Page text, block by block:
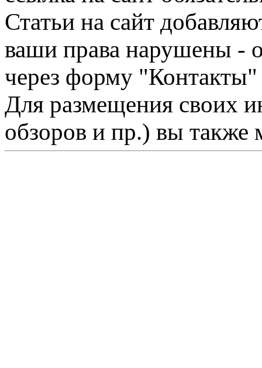
Статьи на сайт
ваши права нарушены -
через форму "Контакты"
Для размещения своих
обзоров и пр.) вы также